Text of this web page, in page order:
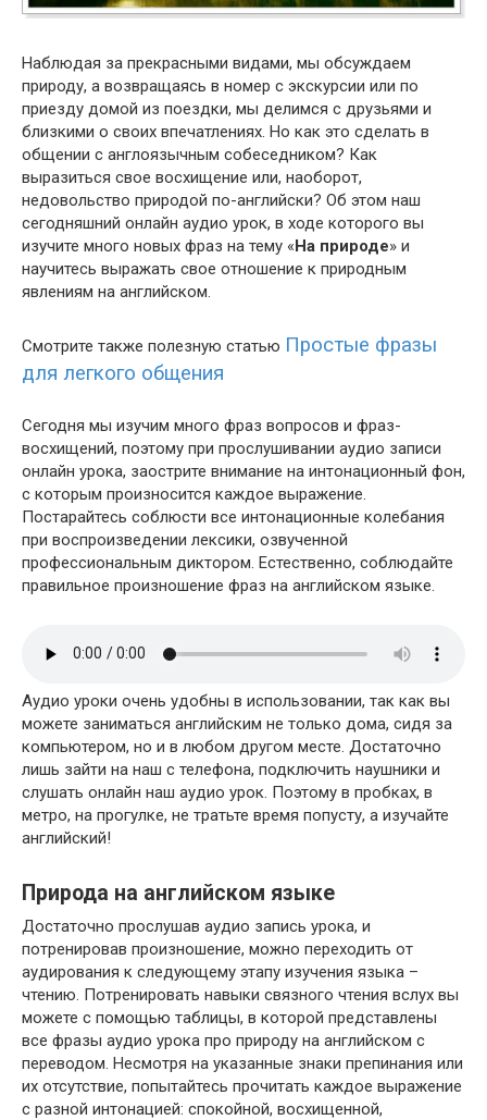
Наблюдая за прекрасными видами, мы обсуждаем
природу, а возвращаясь в номер с экскурсии или по
приезду домой из поездки, мы делимся с друзьями и
близкими о своих впечатлениях. Но как это сделать в
общении с англоязычным собеседником? Как
выразиться свое восхищение или, наоборот,
недовольство природой по-английски? Об этом наш
сегодняшний онлайн аудио урок, в ходе которого вы
изучите много новых фраз на тему «На природе» и
научитесь выражать свое отношение к природным
явлениям на английском.
Смотрите также полезную статью Простые фразы
для легкого общения
Сегодня мы изучим много фраз вопросов и фраз-
восхищений, поэтому при прослушивании аудио записи
онлайн урока, заострите внимание на интонационный фон,
с которым произносится каждое выражение.
Постарайтесь соблюсти все интонационные колебания
при воспроизведении лексики, озвученной
профессиональным диктором. Естественно, соблюдайте
правильное произношение фраз на английском языке.
Аудио уроки очень удобны в использовании, так как вы
можете заниматься английским не только дома, сидя за
компьютером, но и в любом другом месте. Достаточно
лишь зайти на наш с телефона, подключить наушники и
слушать онлайн наш аудио урок. Поэтому в пробках, в
метро, на прогулке, не тратьте время попусту, а изучайте
английский!
Природа на английском языке
Достаточно прослушав аудио запись урока, и
потренировав произношение, можно переходить от
аудирования к следующему этапу изучения языка –
чтению. Потренировать навыки связного чтения вслух вы
можете с помощью таблицы, в которой представлены
все фразы аудио урока про природу на английском с
переводом. Несмотря на указанные знаки препинания или
их отсутствие, попытайтесь прочитать каждое выражение
с разной интонацией: спокойной, восхищенной,